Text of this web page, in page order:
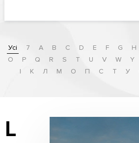
Усі 7 A B C D E F G H
O
P Q R S T U V W Y
І
К Л М О П С Т У
L